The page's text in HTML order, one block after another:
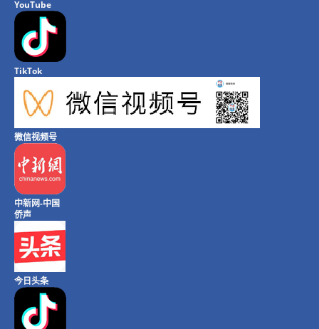
YouTube
TikTok
微信视频号
中新网-中国
侨声
今日头条